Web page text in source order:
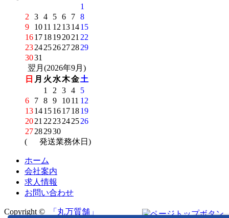
1
2
3 4 5 6 7 8
9
1011 12 131415
161718192021 22
23242526272829
3031
翌月(2026年9月)
日 月 火 水木金土
1
2 3 4
5
6
7 8 9 1011 12
13141516171819
2021 22 23242526
27282930
(
発送業務休日)
ホーム
会社案内
求人情報
お問い合わせ
Copyright © 「丸万質舗」